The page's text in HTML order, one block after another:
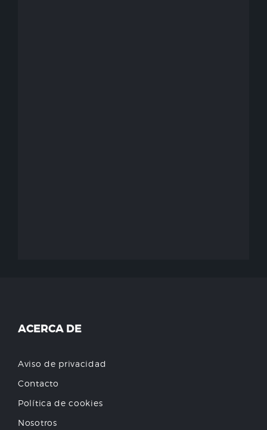
ACERCA DE
Aviso de privacidad
Contacto
Política de cookies
Nosotros